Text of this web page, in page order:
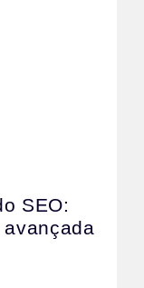
SEO: